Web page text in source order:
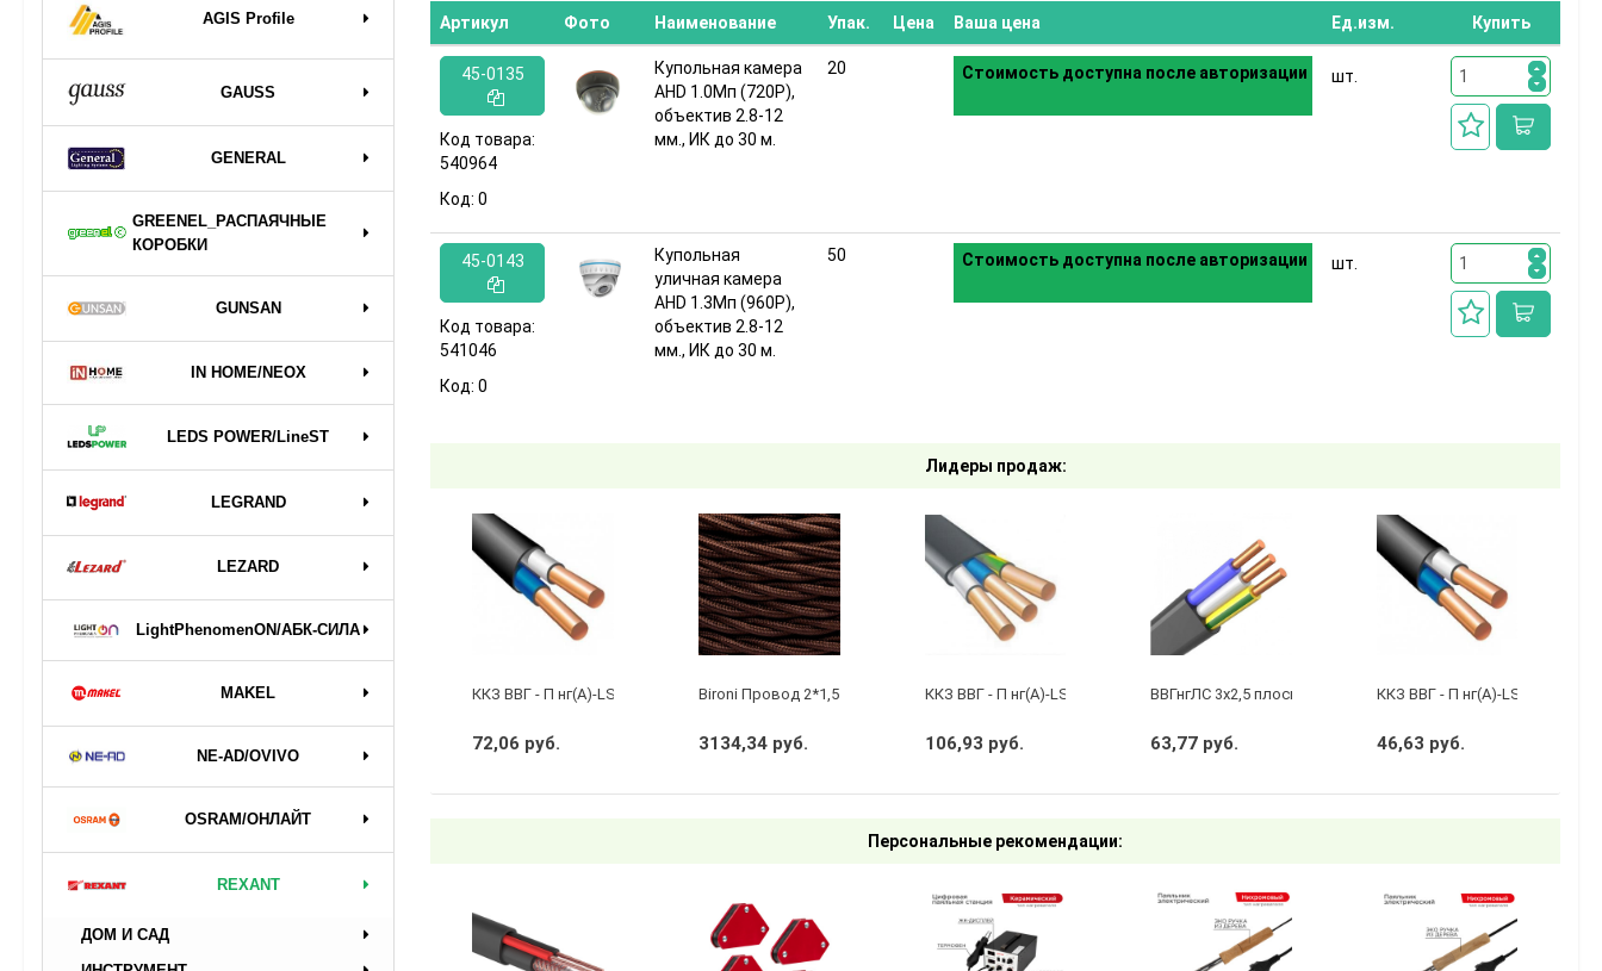
AGIS Profile
GAUSS
GENERAL
GREENEL_РАСПАЯЧНЫЕ
КОРОБКИ
GUNSAN
IN HOME/NEOX
LEDS POWER/LineST
LEGRAND
LEZARD
LightPhenomenON/АБК-СИЛА
MAKEL
NE-AD/OVIVO
OSRAM/ОНЛАЙТ
REXANT
ДОМ И САД
Артикул Фото Наименование Упак. Цена Ваша цена Ед.изм. Купить
45-0135
Код товара:
540964
Код: 0
Купольная камера
AHD 1.0Мп (720P),
объектив 2.8-12
мм., ИК до 30 м.
20 Стоимость доступна после авторизации шт.
45-0143
Код товара:
541046
Код: 0
Купольная
уличная камера
AHD 1.3Мп (960P),
объектив 2.8-12
мм., ИК до 30 м.
50 Стоимость доступна после авторизации шт.
Лидеры продаж:
ККЗ ВВГ - П нг(А)-LS 2 х 2,5 ГОСТ
72,06 руб.
Bironi Провод 2*1,5 Коричневый (глянец) (цена за бухту 50м)
3134,34 руб.
ККЗ ВВГ - П нг(А)-LS 3 х 2,5 ГОСТ
106,93 руб.
ВВГнгЛС 3x2,5 плоский черный
63,77 руб.
ККЗ ВВГ - П нг(А)-LS 2 х 1,5
46,63 руб.
Персональные рекомендации: